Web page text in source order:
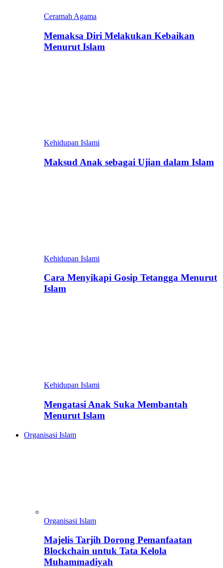
Ceramah Agama
Memaksa Diri Melakukan Kebaikan
Menurut Islam
Kehidupan Islami
Maksud Anak sebagai Ujian dalam Islam
Kehidupan Islami
Cara Menyikapi Gosip Tetangga Menurut
Islam
Kehidupan Islami
Mengatasi Anak Suka Membantah
Menurut Islam
Organisasi Islam
Organisasi Islam
Majelis Tarjih Dorong Pemanfaatan
Blockchain untuk Tata Kelola
Muhammadiyah